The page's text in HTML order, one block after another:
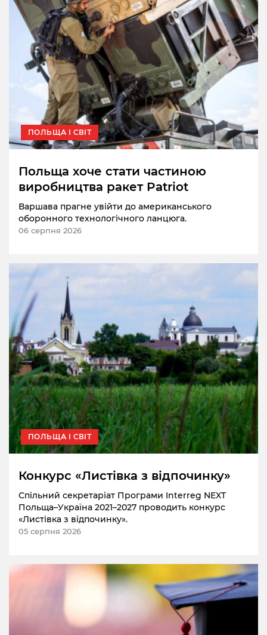
ПОЛЬЩА І СВІТ
Польща хоче стати частиною
виробництва ракет Patriot
Варшава прагне увійти до американського
оборонного технологічного ланцюга.
06 серпня 2026
ПОЛЬЩА І СВІТ
Конкурс «Листівка з відпочинку»
Спільний секретаріат Програми Interreg NEXT
Польща–Україна 2021–2027 проводить конкурс
«Листівка з відпочинку».
05 серпня 2026